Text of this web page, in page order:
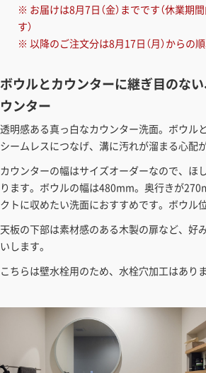
カートでのお見積り機能
「この商品を選ぶ」からご希望の商品をカート
ことができます。お見積り書の出力も可能です
※ お届けは8月7日（金）までです（休業期
す）
※ 以降のご注文分は8月17日（月）からの
ボウルとカウンターに継ぎ目のな
ウンター
透明感ある真っ白なカウンター洗面。ボウル
シームレスにつなげ、溝に汚れが溜まる心配
カウンターの幅はサイズオーダーなので、ほ
ります。ボウルの幅は480mm。奥行きが
クトに収めたい洗面におすすめです。ボウル
天板の下部は素材感のある木製の扉など、好
いします。
こちらは壁水栓用のため、水栓穴加工はありま